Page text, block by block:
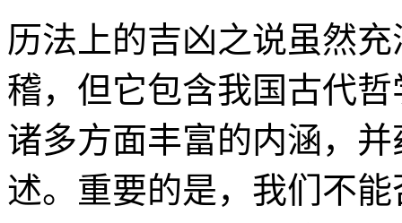
历法上的吉凶之说虽然
稽，但它包含我国古代
诸多方面丰富的内涵，
述。重要的是，我们不